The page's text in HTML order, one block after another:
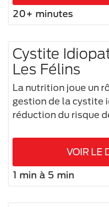
20+ minutes
Cystite
Les Félins
La nutrition joue un
gestion de la cystite
réduction du risque
VOIR LE
1 min à 5 min